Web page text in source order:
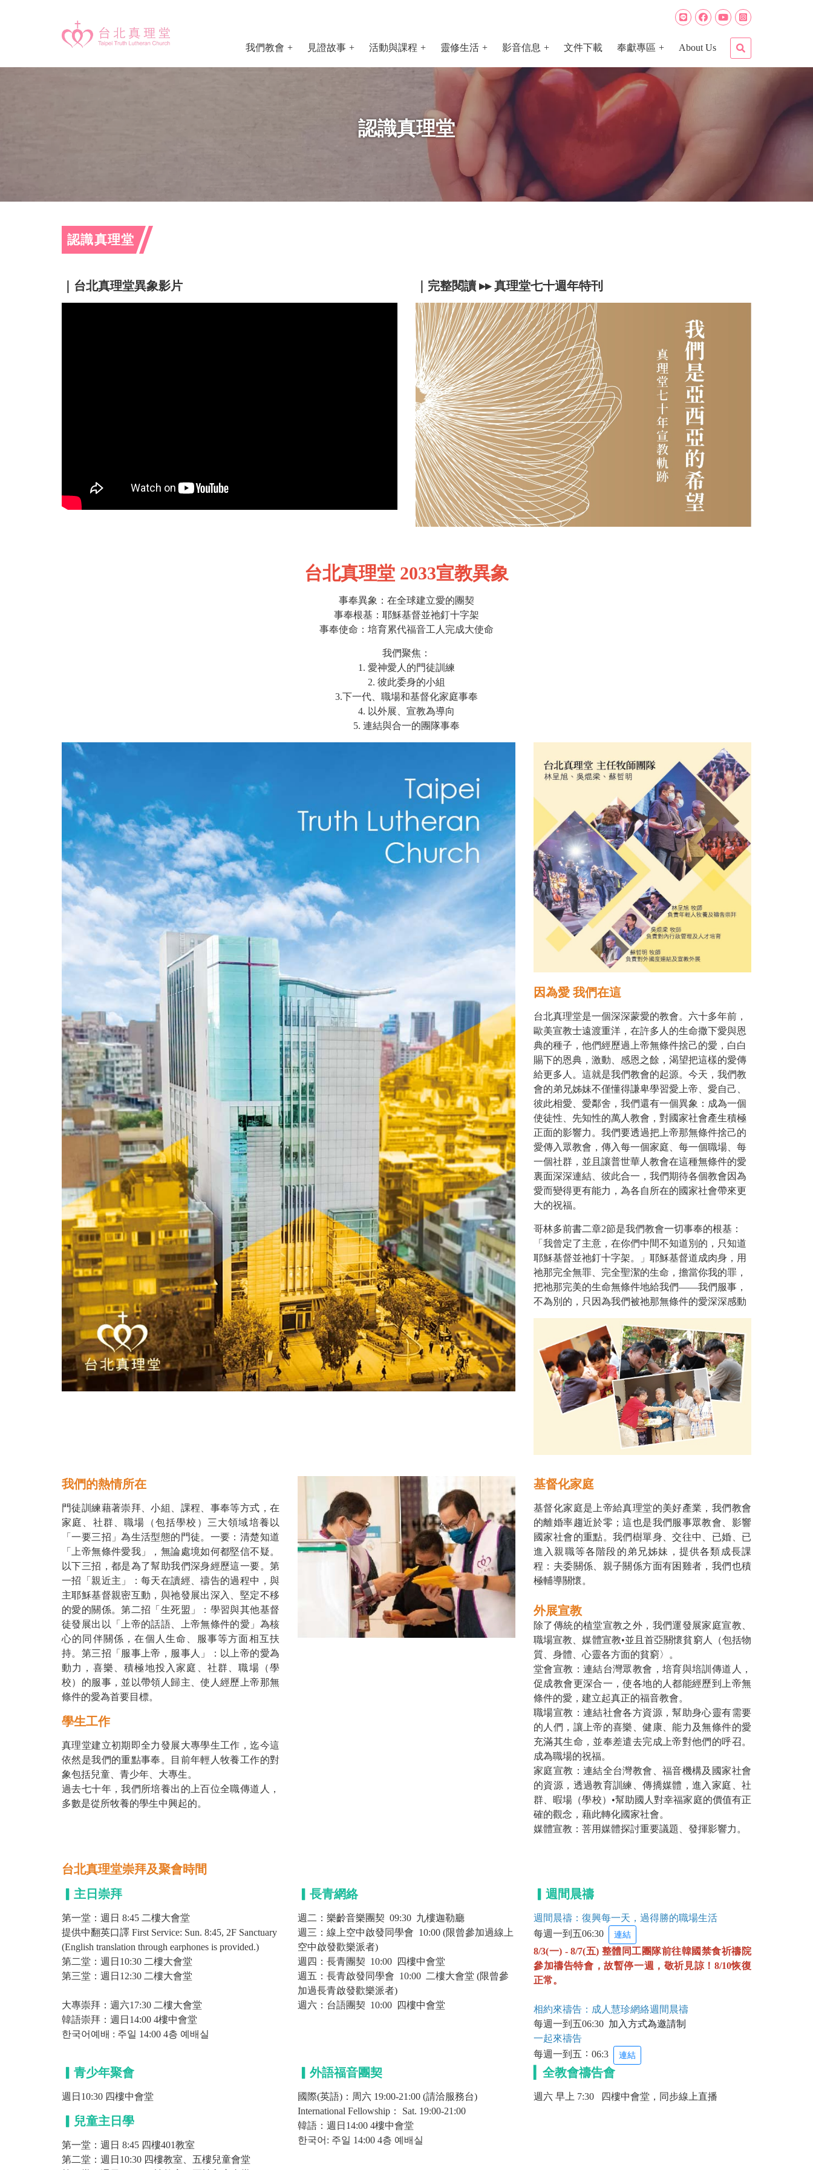
我們教會 見證故事 活動與課程 靈修生活 影音信息 文件下載 奉獻專區 About Us
認識真理堂
認識真理堂
｜台北真理堂異象影片 ｜完整閱讀 ▸▸真理堂七十週年特刊
台北真理堂 2033宣教異象
事奉異象：在全球建立愛的團契
事奉根基：耶穌基督並祂釘十字架
事奉使命：培育累代福音工人完成大使命
我們聚焦：
1. 愛神愛人的門徒訓練
2. 彼此委身的小組
3.下一代、職場和基督化家庭事奉
4. 以外展、宣教為導向
5. 連結與合一的團隊事奉
因為愛 我們在這
台北真理堂是一個深深蒙愛的教會。六十多年前，
歐美宣教士遠渡重洋，在許多人的生命撒下愛與恩
典的種子，他們經歷過上帝無條件捨己的愛，白白
賜下的恩典，激動、感恩之餘，渴望把這樣的愛傳
給更多人。這就是我們教會的起源。今天，我們教
會的弟兄姊妹不僅懂得謙卑學習愛上帝、愛自己、
彼此相愛、愛鄰舍，我們還有一個異象：成為一個
使徒性、先知性的萬人教會，對國家社會產生積極
正面的影響力。我們要透過把上帝那無條件捨己的
愛傳入眾教會，傳入每一個家庭、每一個職場、每
一個社群，並且讓普世華人教會在這種無條件的愛
裏面深深連結、彼此合一，我們期待各個教會因為
愛而變得更有能力，為各自所在的國家社會帶來更
大的祝福。
哥林多前書二章2節是我們教會一切事奉的根基：
「我曾定了主意，在你們中間不知道別的，只知道
耶穌基督並祂釘十字架。」耶穌基督道成肉身，用
祂那完全無罪、完全聖潔的生命，擔當你我的罪，
把祂那完美的生命無條件地給我們——我們服事，
不為別的，只因為我們被祂那無條件的愛深深感動
我們的熱情所在
門徒訓練藉著崇拜、小組、課程、事奉等方式，在
家庭、社群、職場（包括學校）三大領域培養以
「一要三招」為生活型態的門徒。一要：清楚知道
「上帝無條件愛我」，無論處境如何都堅信不疑。
以下三招，都是為了幫助我們深身經歷這一要。第
一招「親近主」：每天在讀經、禱告的過程中，與
主耶穌基督親密互動，與祂發展出深入、堅定不移
的愛的關係。第二招「生死盟」：學習與其他基督
徒發展出以「上帝的話語、上帝無條件的愛」為核
心的同伴關係，在個人生命、服事等方面相互扶
持。第三招「服事上帝，服事人」：以上帝的愛為
動力，喜樂、積極地投入家庭、社群、職場（學
校）的服事，並以帶領人歸主、使人經歷上帝那無
條件的愛為首要目標。
學生工作
真理堂建立初期即全力發展大專學生工作，迄今這
依然是我們的重點事奉。目前年輕人牧養工作的對
象包括兒童、青少年、大專生。
過去七十年，我們所培養出的上百位全職傳道人，
多數是從所牧養的學生中興起的。
基督化家庭
基督化家庭是上帝給真理堂的美好產業，我們教會
的離婚率趨近於零；這也是我們服事眾教會、影響
國家社會的重點。我們樹單身、交往中、已婚、已
進入親職等各階段的弟兄姊妹，提供各類成長課
程：夫委關係、親子關係方面有困雞者，我們也積
極輔導關懷。
外展宣教
除了傳統的植堂宣教之外，我們運發展家庭宣教、
職場宣教、媒體宣教•並且首亞關懷貧窮人（包括物
質、身體、心靈各方面的貧窮〉。
堂會宣教：連結台灣眾教會，培育與培訓傳道人，
促成教會更深合一，使各地的人都能經歷到上帝無
條件的愛，建立起真正的福音教會。
職場宣教：連結社會各方資源，幫助身心靈有需要
的人們，讓上帝的喜樂、健康、能力及無條件的愛
充滿其生命，並奉差遣去完成上帝對他們的呼召。
成為職場的祝福。
家庭宣教：連結全台灣教會、福音機構及國家社會
的資源，透過教育訓練、傳撟媒體，進入家庭、社
群、暇場（學校）•幫助國人對幸福家庭的價值有正
確的觀念，藉此轉化國家社會。
媒體宣教：菩用媒體探討重要議題、發揮影響力。
台北真理堂崇拜及聚會時間
▎主日崇拜
第一堂：週日 8:45 二樓大會堂
提供中翻英口譯 First Service: Sun. 8:45, 2F Sanctuary
(English translation through earphones is provided.)
第二堂：週日10:30 二樓大會堂
第三堂：週日12:30 二樓大會堂
大專崇拜：週六17:30 二樓大會堂
韓語崇拜：週日14:00 4樓中會堂
한국어예배 : 주일 14:00 4층 예배실
▎長青網絡
週二：樂齡音樂團契 09:30 九樓迦勒廳
週三：線上空中啟發同學會 10:00 (限曾參加過線上
空中啟發歡樂派者)
週四：長青團契 10:00 四樓中會堂
週五：長青啟發同學會 10:00 二樓大會堂 (限曾參
加過長青啟發歡樂派者)
週六：台語團契 10:00 四樓中會堂
▎週間晨禱
週間晨禱 ： 復興每一天，過得勝的職場生活
每週一到五06:30
連結
8/3(一) - 8/7(五) 整體同工團隊前往韓國禁食祈禱院
參加禱告特會，故暫停一週，敬祈見諒！8/10恢復
正常。
相約來禱告 ： 成人慧珍網絡週間晨禱
每週一到五06:30 加入方式為邀請制
一起來禱告
每週一到五 ： 06:3 連結
▎青少年聚會
週日10:30 四樓中會堂
▎兒童主日學
第一堂：週日 8:45 四樓401教室
第二堂：週日10:30 四樓教室、五樓兒童會堂
▎外語福音團契
國際(英語)：周六 19:00-21:00 (請洽服務台)
International Fellowship： Sat. 19:00-21:00
韓語：週日14:00 4樓中會堂
한국어: 주일 14:00 4층 예배실
全教會禱告會
週六 早上 7:30 四樓中會堂，同步線上直播